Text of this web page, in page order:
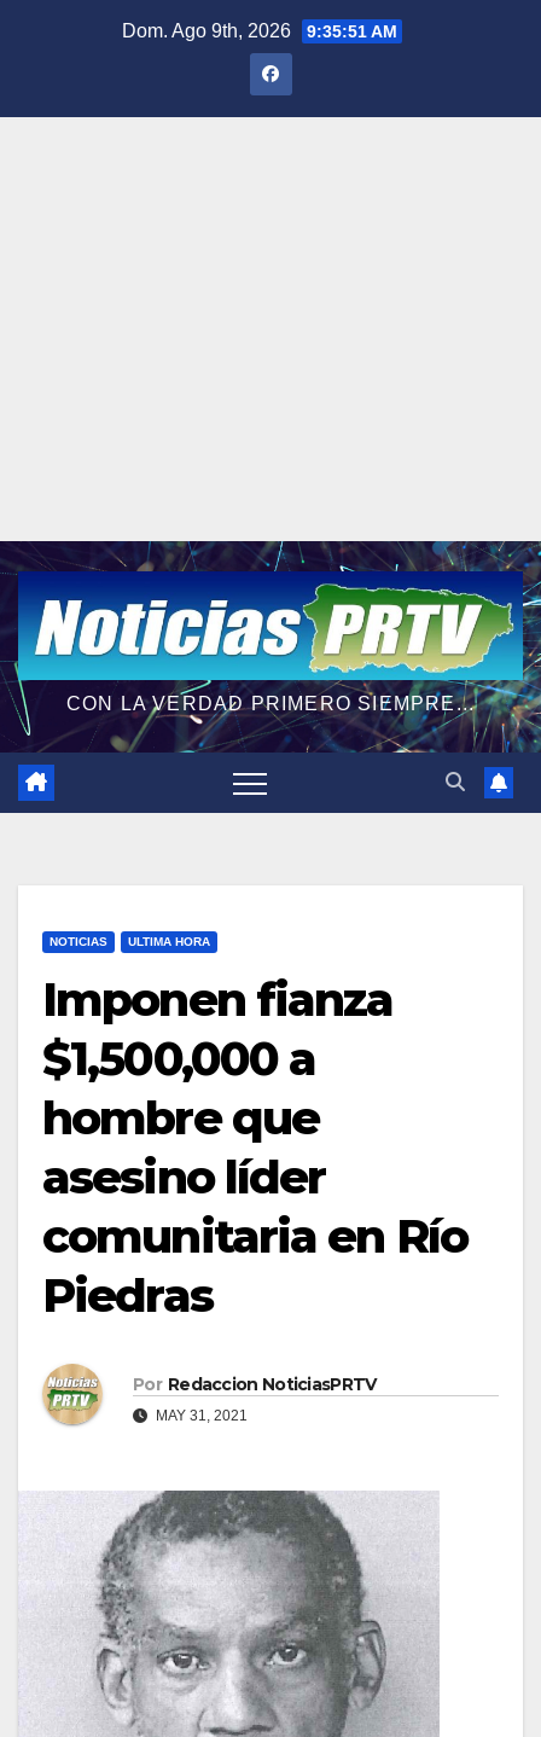
Dom. Ago 9th, 2026 9:35:52 AM
CON LA VERDAD PRIMERO SIEMPRE...
NOTICIAS ULTIMA HORA
Imponen fianza
$1,500,000 a
hombre que
asesino líder
comunitaria en Río
Piedras
Por Redaccion NoticiasPRTV
MAY 31, 2021